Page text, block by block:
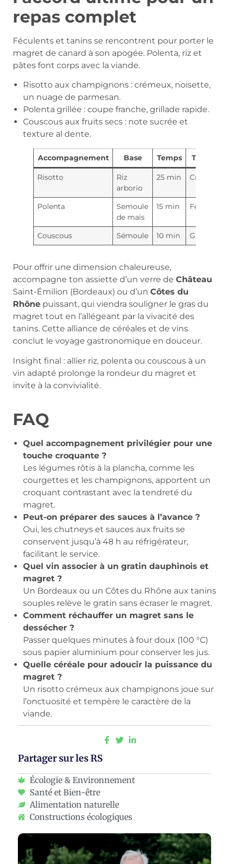
repas complet
Féculents et tanins se rencontrent pour porter le
magret de canard à son apogée. Polenta, riz et
pâtes font corps avec la viande.
Risotto aux champignons : crémeux, noisette,
un nuage de parmesan.
Polenta grillée : coupe franche, grillade rapide.
Couscous aux fruits secs : note sucrée et
texture al dente.
Accompagnement Base Temps Texture
Risotto
Riz
arborio
25 min Crémeux
Polenta
Semoule
de maïs
15 min Fermeté
Couscous Sémoule 10 min Grainé
Pour offrir une dimension chaleureuse,
accompagne ton assiette d’un verre de Château
Saint-Émilion (Bordeaux) ou d’un Côtes du
Rhône puissant, qui viendra souligner le gras du
magret tout en l’allégeant par la vivacité des
tanins. Cette alliance de céréales et de vins
conclut le voyage gastronomique en douceur.
Insight final : allier riz, polenta ou couscous à un
vin adapté prolonge la rondeur du magret et
invite à la convivialité.
FAQ
Quel accompagnement privilégier pour une
touche croquante ?
Les légumes rôtis à la plancha, comme les
courgettes et les champignons, apportent un
croquant contrastant avec la tendreté du
magret.
Peut-on préparer des sauces à l’avance ?
Oui, les chutneys et sauces aux fruits se
conservent jusqu’à 48 h au réfrigérateur,
facilitant le service.
Quel vin associer à un gratin dauphinois et
magret ?
Un Bordeaux ou un Côtes du Rhône aux tanins
souples relève le gratin sans écraser le magret.
Comment réchauffer un magret sans le
dessécher ?
Passer quelques minutes à four doux (100 °C)
sous papier aluminium pour conserver les jus.
Quelle céréale pour adoucir la puissance du
magret ?
Un risotto crémeux aux champignons joue sur
l’onctuosité et tempère le caractère de la
viande.
Partager sur les RS
Écologie & Environnement
Santé et Bien-être
Alimentation naturelle
Constructions écologiques